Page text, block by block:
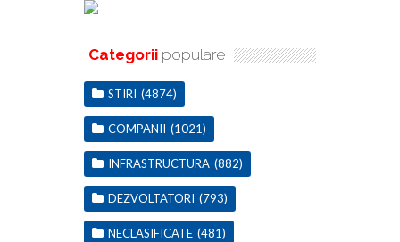
Categorii populare
STIRI (4874)
COMPANII (1021)
INFRASTRUCTURA (882)
DEZVOLTATORI (793)
NECLASIFICATE (481)